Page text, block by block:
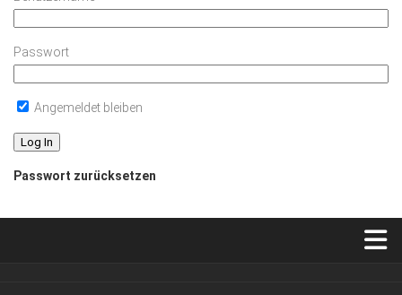
Passwort
Angemeldet bleiben
Passwort zurücksetzen